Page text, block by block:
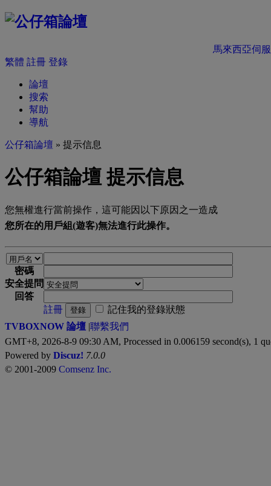
馬來西亞伺
繁體 註冊 登錄
論壇
搜索
幫助
導航
公仔箱論壇 » 提示信息
公仔箱論壇 提示信息
您無權進行當前操作，這可能因以下原因之一造成
您所在的用戶組(遊客)無法進行此操作。
密碼
安全提問
回答
註冊
登錄
記住我的登錄狀態
TVBOXNOW 論壇 |聯繫我們
GMT+8, 2026-8-9 09:30 AM, Processed in 0.006159 second(s), 1
Powered by Discuz! 7.0.0
© 2001-2009 Comsenz Inc.